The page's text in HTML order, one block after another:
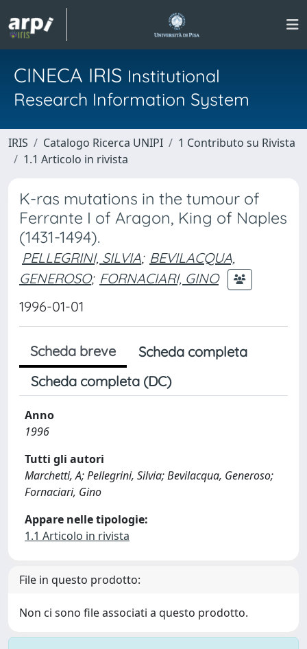
CINECA IRIS Institutional
Research Information System
IRIS Catalogo Ricerca UNIPI
1 Contributo su Rivista
1.1 Articolo in rivista
K-ras mutations in the tumour of
Ferrante I of Aragon, King of Naples
(1431-1494).
PELLEGRINI, SILVIA; BEVILACQUA,
GENEROSO; FORNACIARI, GINO
1996-01-01
Scheda breve
Scheda completa
Scheda completa (DC)
Anno
1996
Tutti gli autori
Marchetti, A; Pellegrini, Silvia; Bevilacqua, Generoso;
Fornaciari, Gino
Appare nelle tipologie:
1.1 Articolo in rivista
File in questo prodotto:
Non ci sono file associati a questo prodotto.